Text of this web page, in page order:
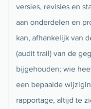
versies, revisies en
aan onderdelen en
kan, afhankelijk van
(audit trail) van de
bijgehouden; wie
een bepaalde
rapportage, altijd te